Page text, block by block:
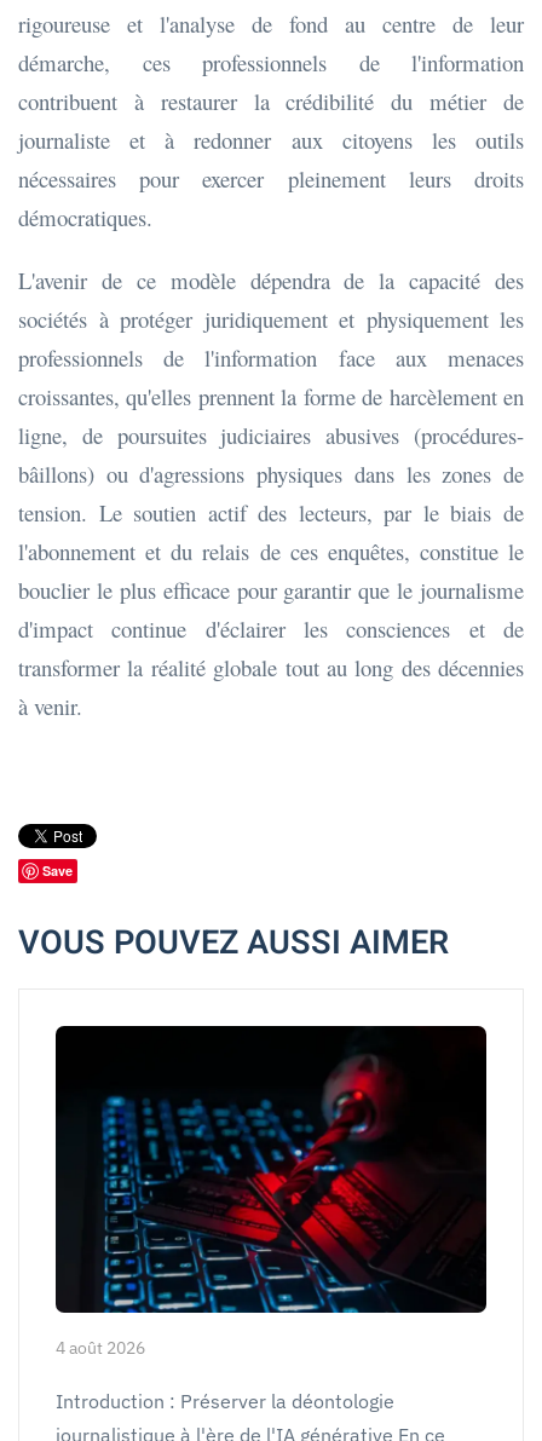
rigoureuse et l'analyse de fond au centre de leur
démarche, ces professionnels de l'information
contribuent à restaurer la crédibilité du métier de
journaliste et à redonner aux citoyens les outils
nécessaires pour exercer pleinement leurs droits
démocratiques.
L'avenir de ce modèle dépendra de la capacité des
sociétés à protéger juridiquement et physiquement les
professionnels de l'information face aux menaces
croissantes, qu'elles prennent la forme de harcèlement en
ligne, de poursuites judiciaires abusives (procédures-
bâillons) ou d'agressions physiques dans les zones de
tension. Le soutien actif des lecteurs, par le biais de
l'abonnement et du relais de ces enquêtes, constitue le
bouclier le plus efficace pour garantir que le journalisme
d'impact continue d'éclairer les consciences et de
transformer la réalité globale tout au long des décennies
à venir.
Save
VOUS POUVEZ AUSSI AIMER
4 août 2026
Introduction : Préserver la déontologie
journalistique à l'ère de l'IA générative En ce